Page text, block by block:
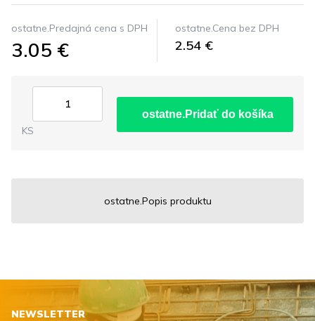
ostatne.Predajná cena s DPH
3.05 €
ostatne.Cena bez DPH
2.54 €
KS
ostatne.Pridať do košíka
ostatne.Popis produktu
NEWSLETTER